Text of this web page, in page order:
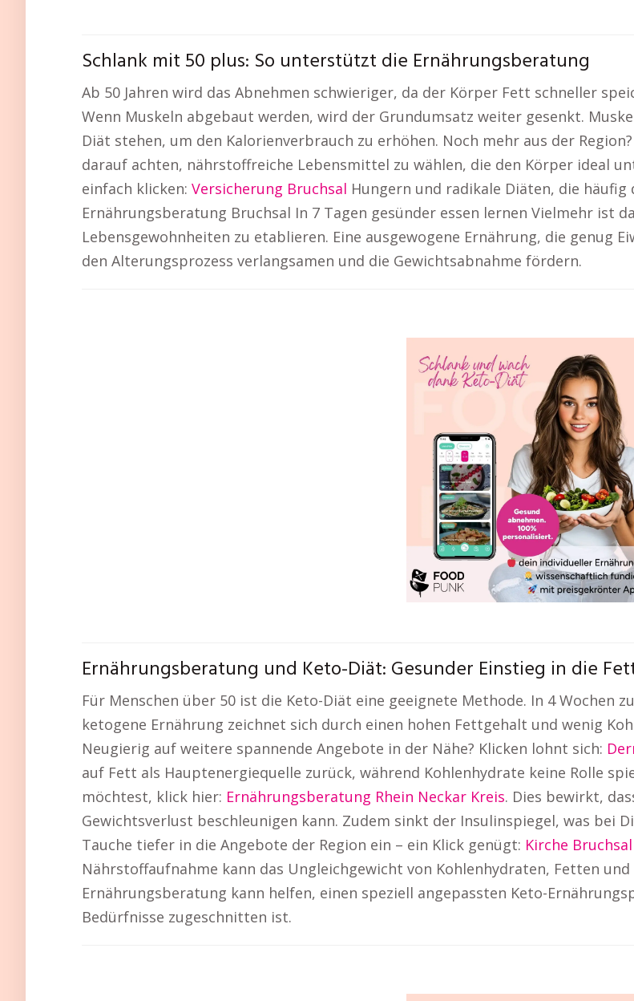
Schlank mit 50 plus: So unterstützt die Ernährungsberatung
Ab 50 Jahren wird das Abnehmen schwieriger, da der Körper Fett schneller
Wenn Muskeln abgebaut werden, wird der Grundumsatz weiter gesenkt.
Diät stehen, um den Kalorienverbrauch zu erhöhen. Noch mehr aus der Region?
darauf achten, nährstoffreiche Lebensmittel zu wählen, die den Körper ideal
einfach klicken: Versicherung Bruchsal Hungern und radikale Diäten, die
Ernährungsberatung Bruchsal In 7 Tagen gesünder essen lernen Vielmehr ist
Lebensgewohnheiten zu etablieren. Eine ausgewogene Ernährung, die genug
den Alterungsprozess verlangsamen und die Gewichtsabnahme fördern.
Ernährungsberatung und Keto-Diät: Gesunder Einstieg in die
Für Menschen über 50 ist die Keto-Diät eine geeignete Methode. In 4 Wochen
ketogene Ernährung zeichnet sich durch einen hohen Fettgehalt und wenig
Neugierig auf weitere spannende Angebote in der Nähe? Klicken lohnt sich:
auf Fett als Hauptenergiequelle zurück, während Kohlenhydrate keine Rolle
möchtest, klick hier: Ernährungsberatung Rhein Neckar Kreis. Dies bewirkt,
Gewichtsverlust beschleunigen kann. Zudem sinkt der Insulinspiegel, was bei
Tauche tiefer in die Angebote der Region ein – ein Klick genügt: Kirche Bruchsal
Nährstoffaufnahme kann das Ungleichgewicht von Kohlenhydraten, Fetten
Ernährungsberatung kann helfen, einen speziell angepassten Keto-
Bedürfnisse zugeschnitten ist.